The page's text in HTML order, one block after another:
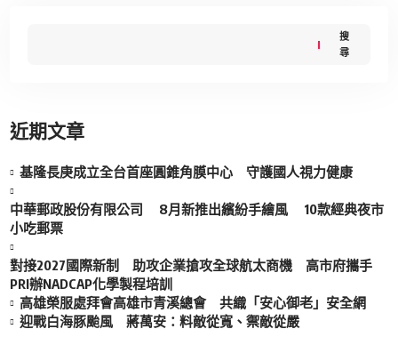
搜
尋
近期文章
基隆長庚成立全台首座圓錐角膜中心 守護國人視力健康
中華郵政股份有限公司 8月新推出繽紛手繪風 10款經典夜市
小吃郵票
對接2027國際新制 助攻企業搶攻全球航太商機 高市府攜手
PRI辦NADCAP化學製程培訓
高雄榮服處拜會高雄市青溪總會 共織「安心御老」安全網
迎戰白海豚颱風 蔣萬安：料敵從寬、禦敵從嚴